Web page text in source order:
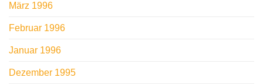
März 1996
Februar 1996
Januar 1996
Dezember 1995